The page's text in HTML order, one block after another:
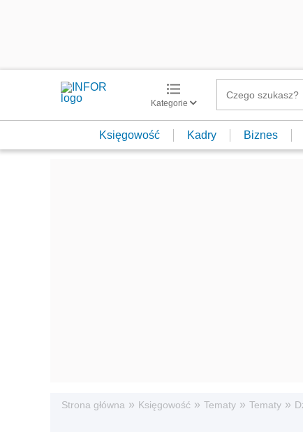
Kategorie
Księgowość Kadry Biznes
Strona główna » Księgowość » Tematy » Tematy »